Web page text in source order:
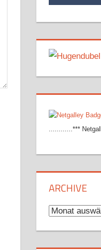
............***
ARCHIVE
Archive